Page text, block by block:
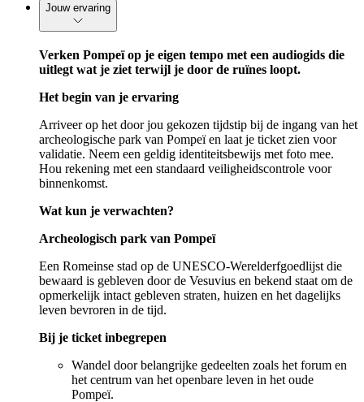
Jouw ervaring
Verken Pompeï op je eigen tempo met een audiogids die
uitlegt wat je ziet terwijl je door de ruïnes loopt.
Het begin van je ervaring
Arriveer op het door jou gekozen tijdstip bij de ingang van het
archeologische park van Pompeï en laat je ticket zien voor
validatie. Neem een geldig identiteitsbewijs met foto mee.
Hou rekening met een standaard veiligheidscontrole voor
binnenkomst.
Wat kun je verwachten?
Archeologisch park van Pompeï
Een Romeinse stad op de UNESCO-Werelderfgoedlijst die
bewaard is gebleven door de Vesuvius en bekend staat om de
opmerkelijk intact gebleven straten, huizen en het dagelijks
leven bevroren in de tijd.
Bij je ticket inbegrepen
Wandel door belangrijke gedeelten zoals het forum en
het centrum van het openbare leven in het oude
Pompeï.